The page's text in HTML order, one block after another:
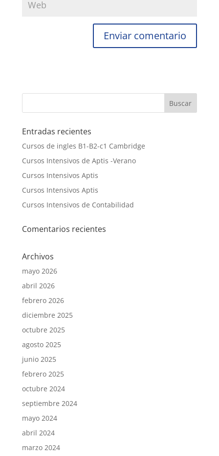
Entradas recientes
Cursos de ingles B1-B2-c1 Cambridge
Cursos Intensivos de Aptis -Verano
Cursos Intensivos Aptis
Cursos Intensivos Aptis
Cursos Intensivos de Contabilidad
Comentarios recientes
Archivos
mayo 2026
abril 2026
febrero 2026
diciembre 2025
octubre 2025
agosto 2025
junio 2025
febrero 2025
octubre 2024
septiembre 2024
mayo 2024
abril 2024
marzo 2024